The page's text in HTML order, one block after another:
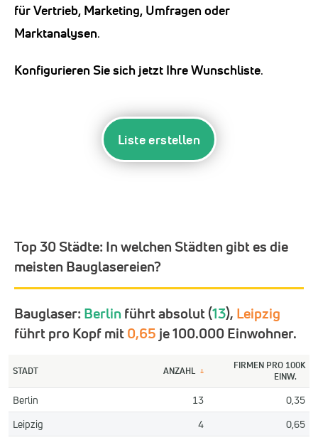
für Vertrieb, Marketing, Umfragen oder
Marktanalysen.
Konfigurieren Sie sich jetzt Ihre Wunschliste.
Liste erstellen
Top 30 Städte: In welchen Städten gibt es die
meisten Bauglasereien?
Bauglaser: Berlin führt absolut (13), Leipzig
führt pro Kopf mit0,65 je 100.000 Einwohner.
STADT ANZAHL ↓
FIRMEN PRO 100K
EINW.
Berlin 13
0,35
Leipzig
4
0,65